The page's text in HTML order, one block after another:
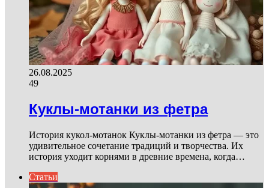
26.08.2025
49
Куклы-мотанки из фетра
История кукол-мотанок Куклы-мотанки из фетра — это
удивительное сочетание традиций и творчества. Их
история уходит корнями в древние времена, когда…
Статьи